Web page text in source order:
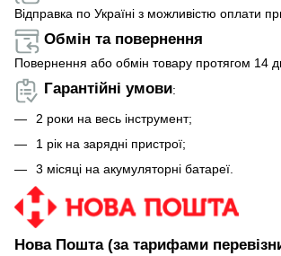
Відправка по Україні з можливістю оплати
Обмін та повернення
Повернення або обмін товару протягом 14
Гарантійні умови:
2 роки на весь інструмент;
1 рік на зарядні пристрої;
3 місяці на акумуляторні батареї.
Нова Пошта (за тарифами